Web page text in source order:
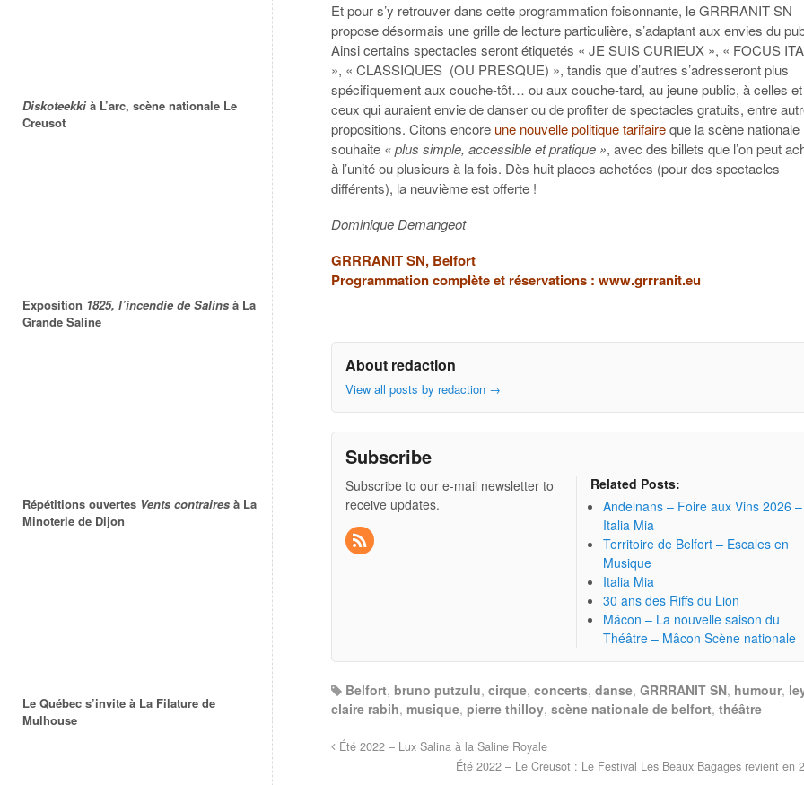
Et pour s’y retrouver dans cette programmation foisonnante, le GRRRANIT SN
propose désormais une grille de lecture particulière, s’adaptant aux envies du
Ainsi certains spectacles seront étiquetés « JE SUIS CURIEUX », « FOCUS
», « CLASSIQUES (OU PRESQUE) », tandis que d’autres s’adresseront plus
spécifiquement aux couche-tôt… ou aux couche-tard, au jeune public, à celles et
ceux qui auraient envie de danser ou de profiter de spectacles gratuits, entre
propositions. Citons encore une nouvelle politique tarifaireque la scène nationale
souhaite « plus simple, accessible et pratique », avec des billets que l’on peut
à l’unité ou plusieurs à la fois. Dès huit places achetées (pour des spectacles
différents), la neuvième est offerte !
Dominique Demangeot
GRRRANIT SN, Belfort
Programmation complète et réservations :www.grrranit.eu
About redaction
View all posts by redaction →
Subscribe
Subscribe to our e-mail newsletter to
receive updates.
Related Posts:
Andelnans – Foire aux Vins 2026 –
Italia Mia
Territoire de Belfort – Escales en
Musique
Italia Mia
30 ans des Riffs du Lion
Mâcon – La nouvelle saison du
Théâtre – Mâcon Scène nationale
Belfort, bruno putzulu,cirque,concerts,danse,GRRRANIT SN, humour,
claire rabih, musique,pierre thilloy,scène nationale de belfort,théâtre
Été 2022 – Lux Salina à la Saline Royale
Été 2022 – Le Creusot : Le Festival Les Beaux Bagages revient en
Diskoteekki à L’arc, scène nationale Le
Creusot
Exposition 1825, l’incendie de Salins à La
Grande Saline
Répétitions ouvertes Vents contraires à La
Minoterie de Dijon
Le Québec s’invite à La Filature de
Mulhouse